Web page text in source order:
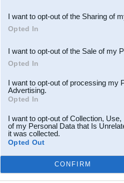
Downstream Participants
third parties.
I want to opt-out of the Sharing of
Opted In
I want to opt-out of the Sale of my
Opted In
I want to opt-out of processing my
Advertising.
Opted In
I want to opt-out of Collection,
of my Personal Data that Is
it was collected.
Opted Out
CONFIRM